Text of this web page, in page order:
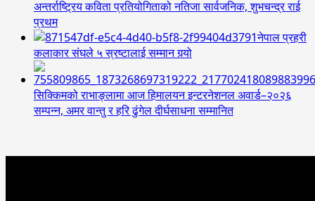
अन्तर्राष्ट्रिय कविता प्रतियोगिताको नतिजा सार्वजनिक, शुभचन्द्र राई
प्रथम
नेपाल प्रहरी
कलाकार संघले ५ स्रष्टालाई सम्मान गर्‍यो
सिक्किमको राभाङ्लामा आज हिमालयन इन्टरनेशनल अवार्ड–२०२६
सम्पन्न, अमर वान्तु र हरि ढुंगेल दीर्घसाधना सम्मानित